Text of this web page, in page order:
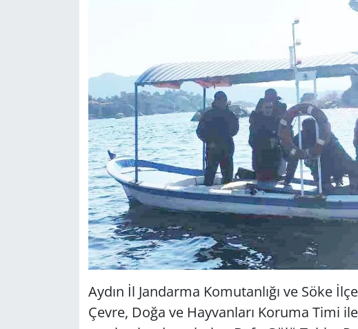
Aydın İl Jandarma Komutanlığı ve Söke
Çevre, Doğa ve Hayvanları Koruma Timi